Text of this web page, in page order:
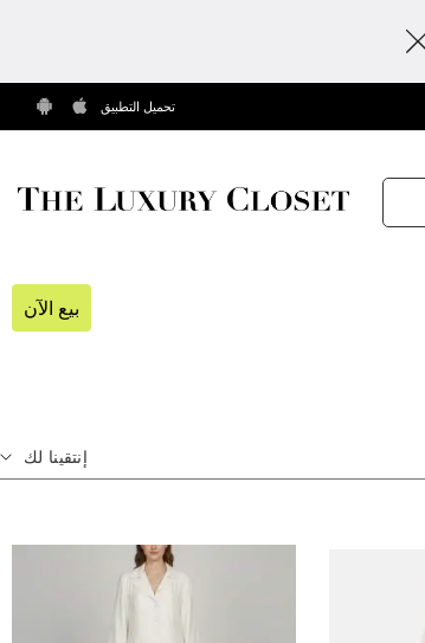
تحميل التطبيق
بيع الآن
إنتقينا لك